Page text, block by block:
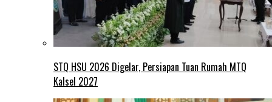
STQ HSU 2026 Digelar, Persiapan Tuan Rumah MTQ
Kalsel 2027